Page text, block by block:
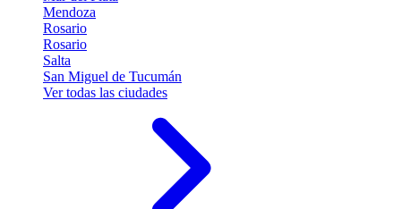
Mendoza
Rosario
Rosario
Salta
San Miguel de Tucumán
Ver todas las ciudades